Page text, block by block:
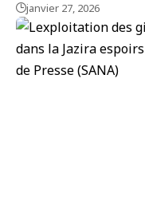
janvier 27, 2026